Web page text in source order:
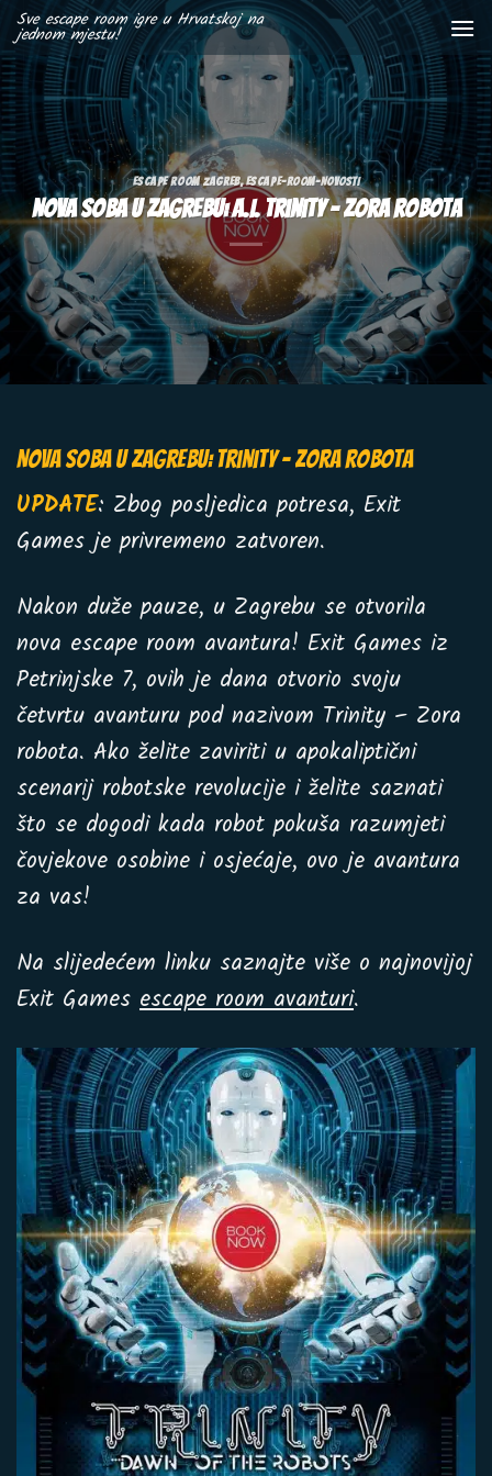
Skip
to
content
Sve escape room igre u Hrvatskoj na
jednom mjestu!
ESCAPE ROOM ZAGREB,ESCAPE-ROOM-NOVOSTI
Nova soba u Zagrebu: A.I. Trinity – Zora robota
Nova soba u Zagrebu: Trinity – Zora robota
UPDATE: Zbog posljedica potresa, Exit
Games je privremeno zatvoren.
Nakon duže pauze, u Zagrebu se otvorila
nova escape room avantura! Exit Games iz
Petrinjske 7, ovih je dana otvorio svoju
četvrtu avanturu pod nazivom Trinity – Zora
robota. Ako želite zaviriti u apokaliptični
scenarij robotske revolucije i želite saznati
što se dogodi kada robot pokuša razumjeti
čovjekove osobine i osjećaje, ovo je avantura
za vas!
Na slijedećem linku saznajte više o najnovijoj
Exit Games escape room avanturi.